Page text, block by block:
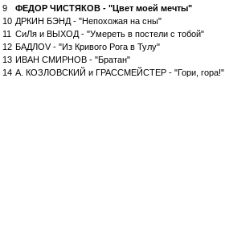
9
ФЕДОР ЧИСТЯКОВ - "Цвет моей мечты"
10 ДРКИН БЭНД - "Непохожая на сны"
11 СиЛя и ВЫХОД - "Умереть в постели с тобой"
12 БАДЛОV - "Из Кривого Рога в Тулу"
13 ИВАН СМИРНОВ - "Братан"
14 А. КОЗЛОВСКИЙ и ГРАССМЕЙСТЕР - "Гори, гора!"